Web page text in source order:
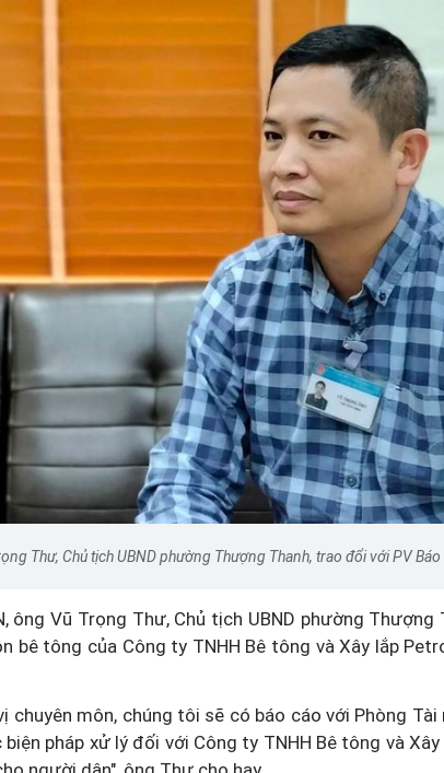
Thư, Chủ tịch UBND phường Thượng Thanh, trao đổi với PV
ông Vũ Trọng Thư, Chủ tịch UBND phường Thượng
bê tông của Công ty TNHH Bê tông và Xây lắp
chuyên môn, chúng tôi sẽ có báo cáo với Phòng
pháp xử lý đối với Công ty TNHH Bê tông và